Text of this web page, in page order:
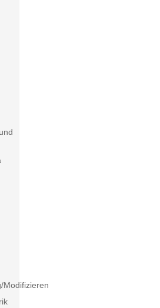
Modifizieren